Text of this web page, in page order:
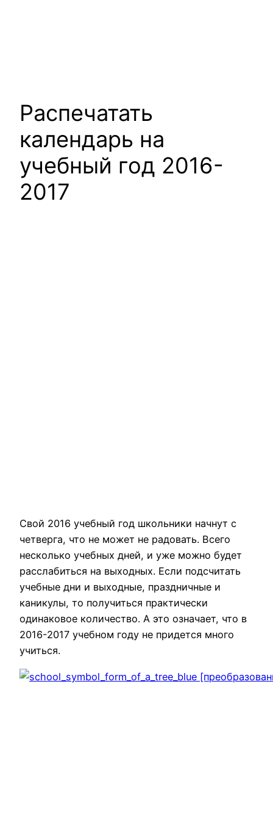
Распечатать
календарь на
учебный год 2016-
2017
Свой 2016 учебный год школьники начнут с
четверга, что не может не радовать. Всего
несколько учебных дней, и уже можно будет
расслабиться на выходных. Если подсчитать
учебные дни и выходные, праздничные и
каникулы, то получиться практически
одинаковое количество. А это означает, что в
2016-2017 учебном году не придется много
учиться.